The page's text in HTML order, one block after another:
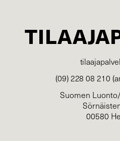
(09) 228 08 210
Suomen
00580